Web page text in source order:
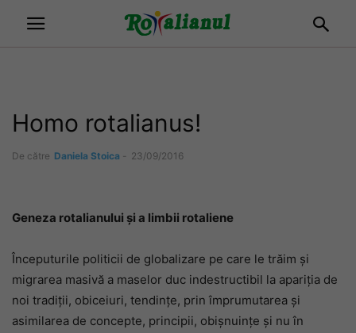
Homo rotalianus!
De către Daniela Stoica - 23/09/2016
Geneza rotalianului și a limbii rotaliene
Începuturile politicii de globalizare pe care le trăim și
migrarea masivă a maselor duc indestructibil la apariția de
noi tradiții, obiceiuri, tendințe, prin împrumutarea și
asimilarea de concepte, principii, obișnuințe și nu în